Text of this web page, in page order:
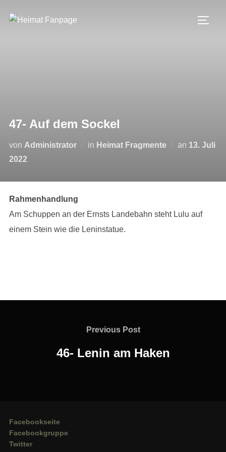
Inhalt
47- Auf dem Sockel
von Administrator in Heimat Fragmente an 13. Juli
2022
Rahmenhandlung
Am Schuppen an der Ernsts Landebahn steht Lulu auf
einem Stein wie die Leninstatue.
Previous
Previous Post
46- Lenin am Haken
Facebookseite
Facebookgruppe
Twitter